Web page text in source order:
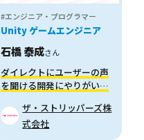
#エンジニア・プログラマー
Unity ゲームエンジニア
石橋 泰成さん
ダイレクトにユーザーの声
を聞ける開発にやりがいを
ザ・ストリッパーズ株
式会社